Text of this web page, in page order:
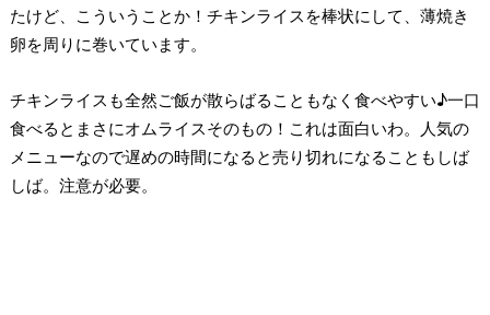
たけど、こういうことか！チキンライスを棒状にして、薄焼き
卵を周りに巻いています。
チキンライスも全然ご飯が散らばることもなく食べやすい♪一口
食べるとまさにオムライスそのもの！これは面白いわ。人気の
メニューなので遅めの時間になると売り切れになることもしば
しば。注意が必要。